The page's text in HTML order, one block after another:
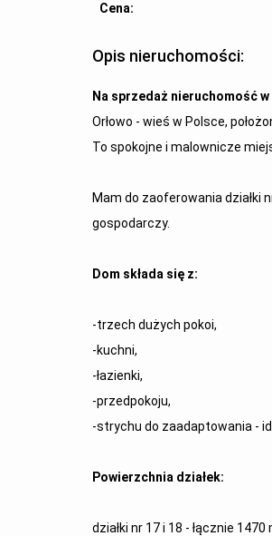
Cena:
Opis nieruchomości:
Na sprzedaż nieruchomość w
Orłowo - wieś w Polsce,
To spokojne i malownicze
Mam do zaoferowania działki
gospodarczy.
Dom składa się z:
-trzech dużych pokoi,
-kuchni,
-łazienki,
-przedpokoju,
-strychu do zaadaptowania -
Powierzchnia działek:
działki nr 17 i 18 - łącznie 1470